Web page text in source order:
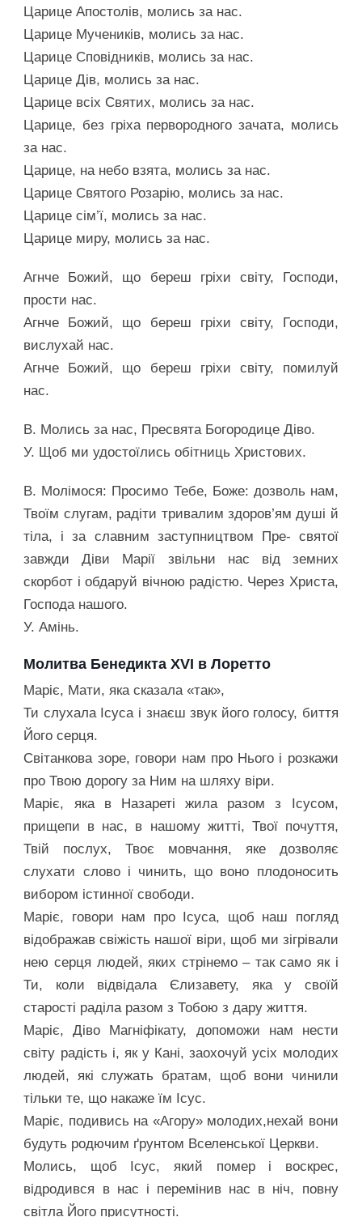
Царице Апостолів, молись за нас.
Царице Мучеників, молись за нас.
Царице Сповідників, молись за нас.
Царице Дів, молись за нас.
Царице всіх Святих, молись за нас.
Царице, без гріха первородного зачата, молись
за нас.
Царице, на небо взята, молись за нас.
Царице Святого Розарію, молись за нас.
Царице сім’ї, молись за нас.
Царице миру, молись за нас.
Агнче Божий, що береш гріхи світу, Господи,
прости нас.
Агнче Божий, що береш гріхи світу, Господи,
вислухай нас.
Агнче Божий, що береш гріхи світу, помилуй
нас.
В. Молись за нас, Пресвята Богородице Діво.
У. Щоб ми удостоїлись обітниць Христових.
В. Молімося: Просимо Тебе, Боже: дозволь нам,
Твоїм слугам, радіти тривалим здоров’ям душі й
тіла, і за славним заступництвом Пре- святої
завжди Діви Марії звільни нас від земних
скорбот і обдаруй вічною радістю. Через Христа,
Господа нашого.
У. Амінь.
Молитва Бенедикта XVI в Лоретто
Маріє, Мати, яка сказала «так»,
Ти слухала Ісуса і знаєш звук його голосу, биття
Його серця.
Світанкова зоре, говори нам про Нього і розкажи
про Твою дорогу за Ним на шляху віри.
Маріє, яка в Назареті жила разом з Ісусом,
прищепи в нас, в нашому житті, Твої почуття,
Твій послух, Твоє мовчання, яке дозволяє
слухати слово і чинить, що воно плодоносить
вибором істинної свободи.
Маріє, говори нам про Ісуса, щоб наш погляд
відображав свіжість нашої віри, щоб ми зігрівали
нею серця людей, яких стрінемо – так само як і
Ти, коли відвідала Єлизавету, яка у своїй
старості раділа разом з Тобою з дару життя.
Маріє, Діво Магніфікату, допоможи нам нести
світу радість і, як у Кані, заохочуй усіх молодих
людей, які служать братам, щоб вони чинили
тільки те, що накаже їм Ісус.
Маріє, подивись на «Агору» молодих,нехай вони
будуть родючим ґрунтом Вселенської Церкви.
Молись, щоб Ісус, який помер і воскрес,
відродився в нас і перемінив нас в ніч, повну
світла Його присутності.